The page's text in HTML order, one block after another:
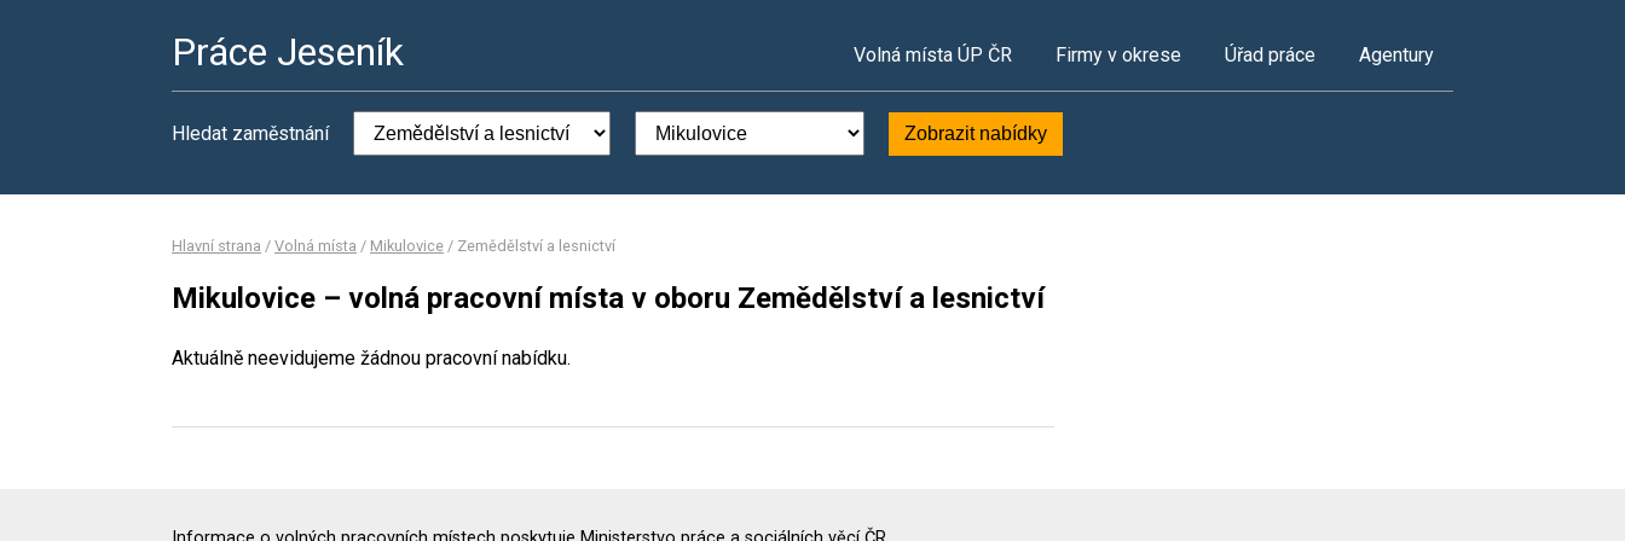
Práce Jeseník Volná místa ÚP ČR Firmy v okrese Úřad práce Agentury
Hledat zaměstnání Zobrazit nabídky
Hlavní strana / Volná místa / Mikulovice / Zemědělství a lesnictví
Mikulovice – volná pracovní místa v oboru Zemědělství a lesnictví
Aktuálně neevidujeme žádnou pracovní nabídku.